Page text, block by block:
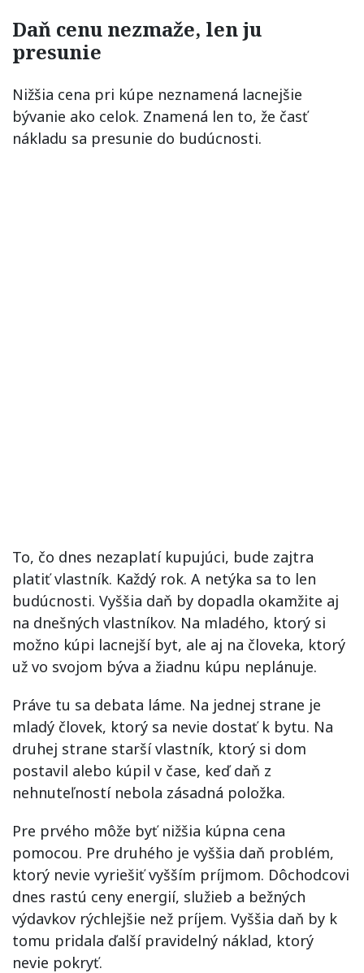
Daň cenu nezmaže, len ju
presunie
Nižšia cena pri kúpe neznamená lacnejšie
bývanie ako celok. Znamená len to, že časť
nákladu sa presunie do budúcnosti.
To, čo dnes nezaplatí kupujúci, bude zajtra
platiť vlastník. Každý rok. A netýka sa to len
budúcnosti. Vyššia daň by dopadla okamžite aj
na dnešných vlastníkov. Na mladého, ktorý si
možno kúpi lacnejší byt, ale aj na človeka, ktorý
už vo svojom býva a žiadnu kúpu neplánuje.
Práve tu sa debata láme. Na jednej strane je
mladý človek, ktorý sa nevie dostať k bytu. Na
druhej strane starší vlastník, ktorý si dom
postavil alebo kúpil v čase, keď daň z
nehnuteľností nebola zásadná položka.
Pre prvého môže byť nižšia kúpna cena
pomocou. Pre druhého je vyššia daň problém,
ktorý nevie vyriešiť vyšším príjmom. Dôchodcovi
dnes rastú ceny energií, služieb a bežných
výdavkov rýchlejšie než príjem. Vyššia daň by k
tomu pridala ďalší pravidelný náklad, ktorý
nevie pokryť.